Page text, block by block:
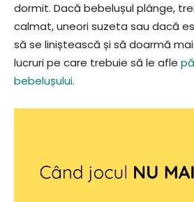
dormit. Dacă bebelușul plânge,
calmat, uneori suzeta sau dacă
să se liniștească și să doarmă
lucruri pe care trebuie să le afle
bebelușului.